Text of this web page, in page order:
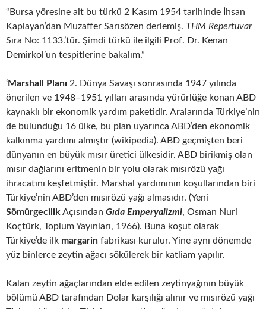
“Bursa yöresine ait bu türkü 2 Kasım 1954 tarihinde İhsan
Kaplayan’dan Muzaffer Sarısözen derlemiş. THM Repertuvar
Sıra No: 1133.’tür. Şimdi türkü ile ilgili Prof. Dr. Kenan
Demirkol’un tespitlerine bakalım.”
‘Marshall Planı 2. Dünya Savaşı sonrasında 1947 yılında
önerilen ve 1948–1951 yılları arasında yürürlüğe konan ABD
kaynaklı bir ekonomik yardım paketidir. Aralarında Türkiye’nin
de bulunduğu 16 ülke, bu plan uyarınca ABD’den ekonomik
kalkınma yardımı almıştır (wikipedia). ABD geçmişten beri
dünyanın en büyük mısır üretici ülkesidir. ABD birikmiş olan
mısır dağlarını eritmenin bir yolu olarak mısırözü yağı
ihracatını keşfetmiştir. Marshal yardımının koşullarından biri
Türkiye’nin ABD’den mısırözü yağı almasıdır. (Yeni
SömürgecilikAçısından Gıda Emperyalizmi, Osman Nuri
Koçtürk, Toplum Yayınları, 1966). Buna koşut olarak
Türkiye’de ilk margarin fabrikası kurulur. Yine aynı dönemde
yüz binlerce zeytin ağacı sökülerek bir katliam yapılır.
Kalan zeytin ağaçlarından elde edilen zeytinyağının büyük
bölümü ABD tarafından Dolar karşılığı alınır ve mısırözü yağı